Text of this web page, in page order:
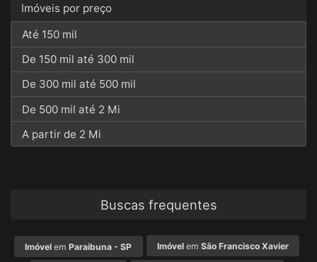
Imóveis por preço
Até 150 mil
De 150 mil até 300 mil
De 300 mil até 500 mil
De 500 mil até 2 Mi
A partir de 2 Mi
Buscas frequentes
Imóvel emParaibuna - SP Imóvelem São Francisco Xavier